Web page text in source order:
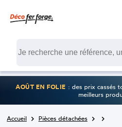
AOÛT EN FOLIE : des prix cassés
meilleurs
Accueil Pièces détachées